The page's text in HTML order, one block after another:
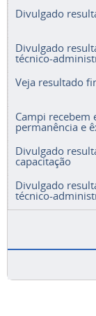
Divulgado
Divulgado
técnico-
Veja resultado
Campi recebem
permanência e
Divulgado
capacitação
Divulgado
técnico-